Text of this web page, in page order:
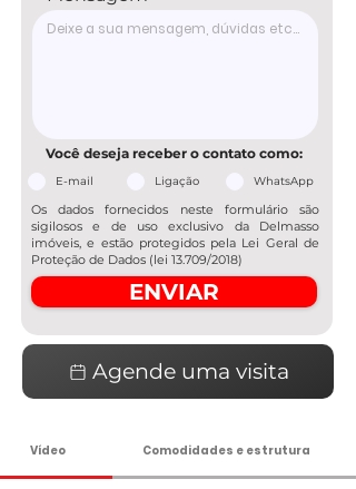
Você deseja receber o contato como:
E-mail Ligação WhatsApp
Os dados fornecidos neste formulário são
sigilosos e de uso exclusivo da Delmasso
imóveis, e estão protegidos pela Lei Geral de
Proteção de Dados (lei 13.709/2018)
ENVIAR
Agende uma visita
Vídeo Comodidades e estrutura